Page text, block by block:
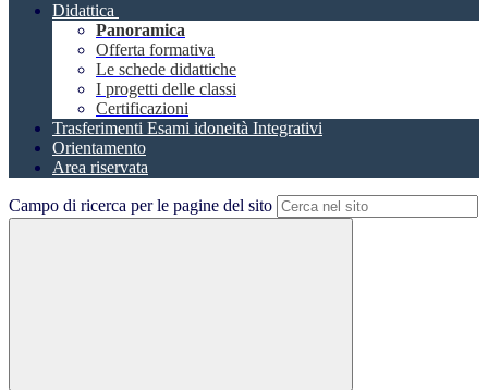
Didattica
Panoramica
Offerta formativa
Le schede didattiche
I progetti delle classi
Certificazioni
Trasferimenti Esami idoneità Integrativi
Orientamento
Area riservata
Campo di ricerca per le pagine del sito